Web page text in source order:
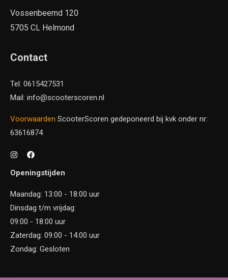
Vossenbeemd 120
5705 CL Helmond
Contact
Tel: 0615427531
Mail: info@scooterscoren.nl
Voorwaarden ScooterScoren gedeponeerd bij kvk onder nr:
63616874
Openingstijden
Maandag: 13:00 - 18:00 uur
Dinsdag t/m vrijdag:
09:00 - 18:00 uur
Zaterdag: 09:00 - 14:00 uur
Zondag: Gesloten